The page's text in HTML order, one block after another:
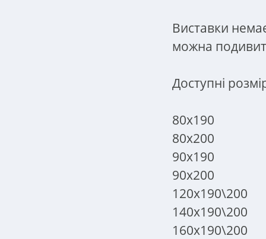
Виставки
можна
Доступні
80х190
80х200
90х190
90х200
120х190\200
140х190\200
160х190\200